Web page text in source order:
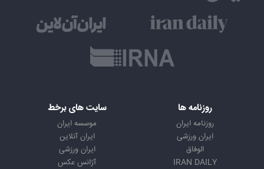
روزنامه ها
روزنامه ایران
ایران ورزشی
الوفاق
IRAN DAILY
سایت های برخط
موسسه ایران
ایران آنلاین
ایران ورزشی
آژانس عکس